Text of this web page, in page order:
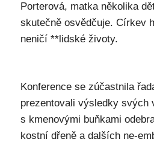
Porterová, matka několika
skutečně osvědčuje. Církev
neničí **lidské životy.
Konference se zúčastnila
prezentovali výsledky svých
s kmenovými buňkami
kostní dřeně a dalších ne-